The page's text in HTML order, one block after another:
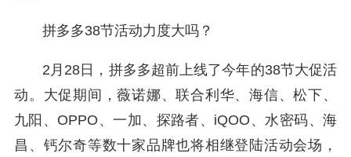
拼多多38节活动力度大吗？
2月28日，拼多多超前上线了今年的38节大促活
动。大促期间，薇诺娜、联合利华、海信、松下、
九阳、OPPO、一加、探路者、iQOO、水密码、海
昌、钙尔奇等数十家品牌也将相继登陆活动会场，